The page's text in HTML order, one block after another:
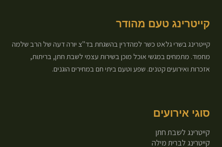
קייטרינג טעם מהודר
קייטרינג בשרי גלאט כשר למהדרין בהשגחת בד"צ יורה דעה של הרב שלמה
מחפוד. מתמחים במגשי אוכל מוכן בשירות עצמי לשבת חתן, בריתות,
אזכרות ואירועים קטנים. שפע וטעם ביתי חם במחירים הוגנים.
סוגי אירועים
קייטרינג לשבת חתן
קייטרינג לברית מילה